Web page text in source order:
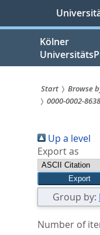
springen
Kölner
Sie
sind
hier:
Start
Browse
0000-0002-
Up a level
Export as
Group by:
Number of